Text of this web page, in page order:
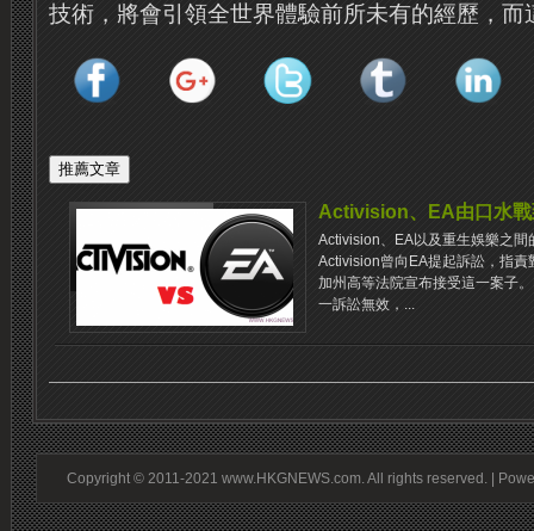
技術，將會引領全世界體驗前所未有的經歷，而
Activision、EA由口水戰
Activision、EA以及重生娛樂之
Activision曾向EA提起訴訟，指
加州高等法院宣布接受這一案子
一訴訟無效，...
Copyright © 2011-2021 www.HKGNEWS.com. All rights reserved. |